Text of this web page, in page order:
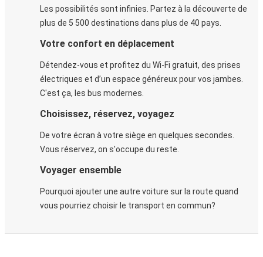
Les possibilités sont infinies. Partez à la découverte de
plus de 5 500 destinations dans plus de 40 pays.
Votre confort en déplacement
Détendez-vous et profitez du Wi-Fi gratuit, des prises
électriques et d’un espace généreux pour vos jambes.
C'est ça, les bus modernes.
Choisissez, réservez, voyagez
De votre écran à votre siège en quelques secondes.
Vous réservez, on s'occupe du reste.
Voyager ensemble
Pourquoi ajouter une autre voiture sur la route quand
vous pourriez choisir le transport en commun?